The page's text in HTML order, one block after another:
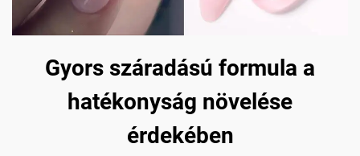
Gyors száradású formula a
hatékonyság növelése
érdekében